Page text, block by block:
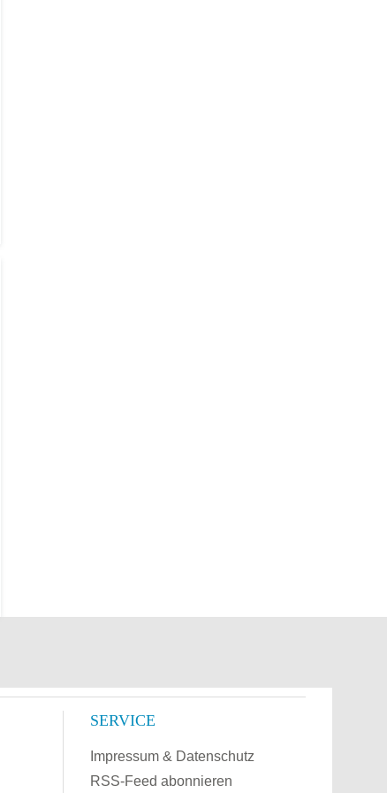
SERVICE
Impressum & Datenschutz
RSS-Feed abonnieren